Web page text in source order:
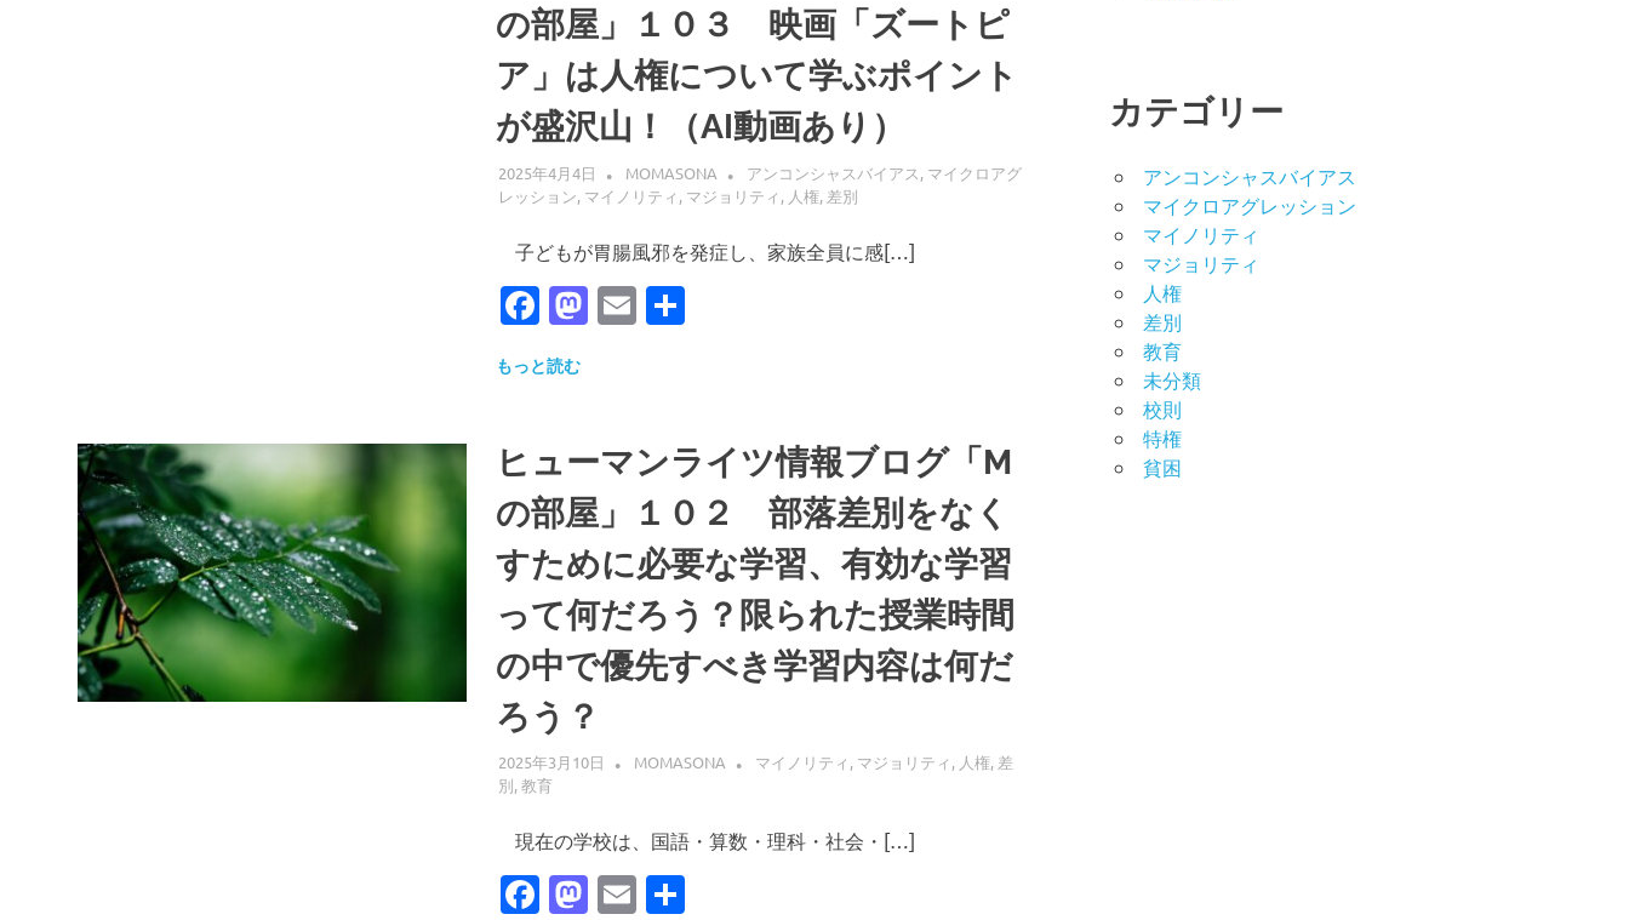
の部屋」１０３ 映画「ズートピ
ア」は人権について学ぶポイント
が盛沢山！（AI動画あり）
2025年4月4日 MOMASONA アンコンシャスバイアス, マイクロアグ
レッション, マイノリティ , マジョリティ , 人権, 差別
子どもが胃腸風邪を発症し、家族全員に感[…]
Facebook
Mastodon
Email
共
もっと読む
ヒューマンライツ情報ブログ「M
の部屋」１０２ 部落差別をなく
すために必要な学習、有効な学習
って何だろう？限られた授業時間
の中で優先すべき学習内容は何だ
ろう？
2025年3月10日 MOMASONA マイノリティ , マジョリティ , 人権, 差
別,教育
現在の学校は、国語・算数・理科・社会・[…]
Facebook
Mastodon
Email
共
カテゴリー
アンコンシャスバイアス
マイクロアグレッション
マイノリティ
マジョリティ
人権
差別
教育
未分類
校則
特権
貧困